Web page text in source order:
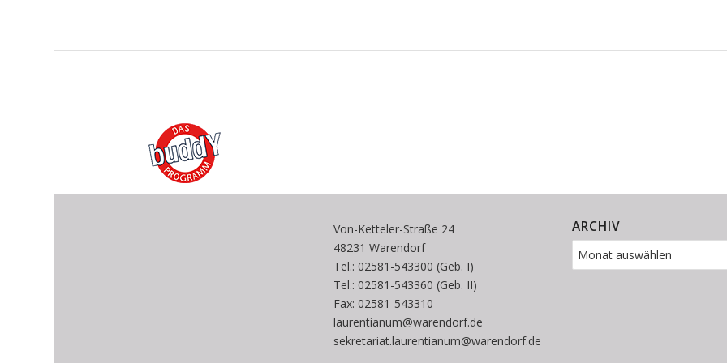
Von-Ketteler-Straße 24
48231 Warendorf
Tel.: 02581-543300 (Geb. I)
Tel.: 02581-543360 (Geb. II)
Fax: 02581-543310
laurentianum@warendorf.de
sekretariat.laurentianum@warendorf.de
ARCHIV